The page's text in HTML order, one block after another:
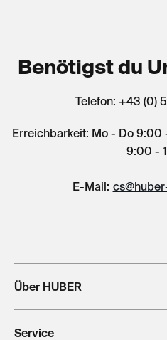
Benötigst du
Telefon: +43 (0)
Erreichbarkeit: Mo - Do 9:00
9:00 -
E-Mail:
Über HUBER
Service